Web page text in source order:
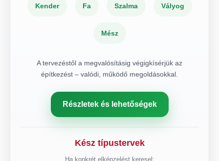
Kender Fa Szalma Vályog
Mész
A tervezéstől a megvalósításig végigkísérjük az
építkezést – valódi, működő megoldásokkal.
Részletek és lehetőségek
Kész típustervek
Ha konkrét elképzelést keresel: